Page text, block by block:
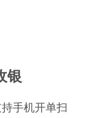
银
手机开单扫